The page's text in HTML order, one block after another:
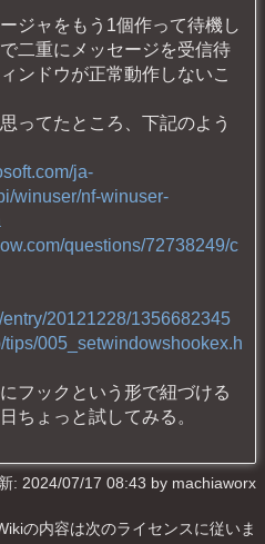
ジャをもう1個作って待機し
二重にメッセージを受信待
ンドウが正常動作しないこ
ってたところ、下記のよう
ja-
winuser/nf-winuser-
questions/72738249/c
20121228/1356682345
tips/005_setwindowshookex.h
フックという形で紐づける
ちょっと試してみる。
: 2024/07/17 08:43 by machiaworx
の内容は次のライセンスに従いま